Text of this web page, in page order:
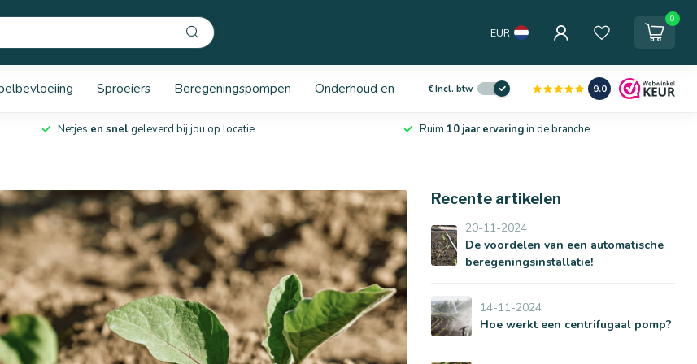
EUR
0
Sproeiers Beregeningspompen Onderhoud en service
€Incl. btw 9.0
Netjes en snelgeleverd bij jou op locatie Ruim 10 jaar ervaringin de branche
Recente artikelen
20-11-2024
De voordelen van een automatische
beregeningsinstallatie!
14-11-2024
Hoe werkt een centrifugaal pomp?